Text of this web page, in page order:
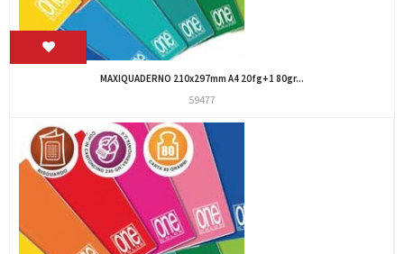
MAXIQUADERNO 210x297mm A4 20fg+1 80gr...
59477